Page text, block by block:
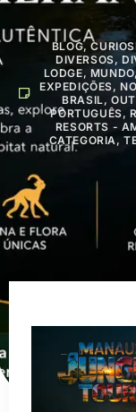
BLOG,
DIVERSOS,
LODGE, MUNDO
EXPEDIÇÕES,
BRASIL ,
PORTUGUÊS,
RESORTS -
CATEGORIA ,